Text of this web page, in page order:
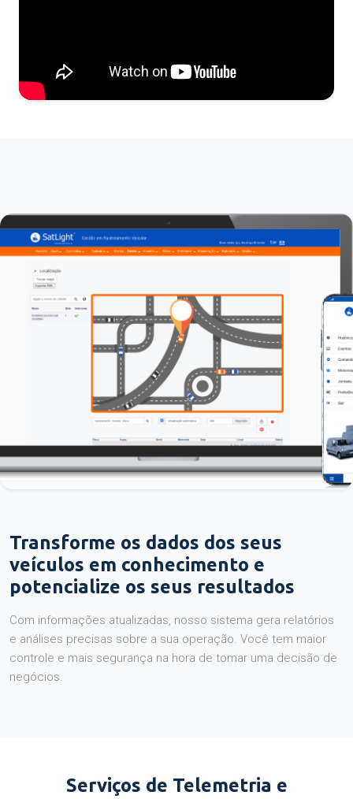
Transforme os dados dos seus
veículos em conhecimento e
potencialize os seus resultados
Com informações atualizadas, nosso sistema gera relatórios
e análises precisas sobre a sua operação. Você tem maior
controle e mais segurança na hora de tomar uma decisão de
negócios.
Serviços de Telemetria e